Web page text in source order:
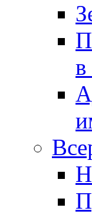
в